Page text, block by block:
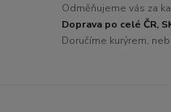
Odměňujeme vás za
Doprava po celé ČR,
Doručíme kurýrem,